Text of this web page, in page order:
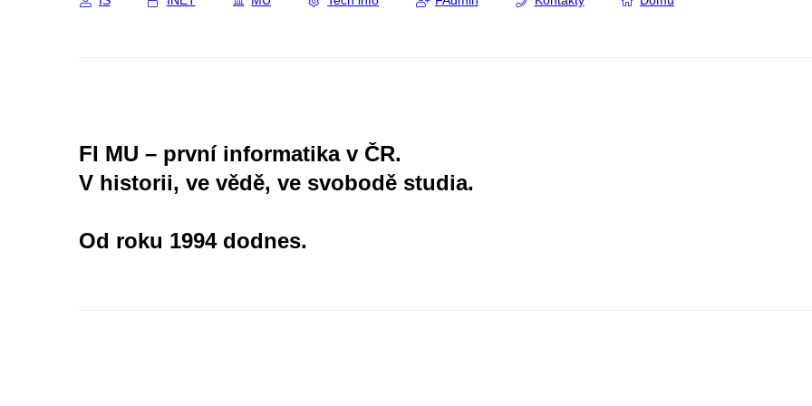
FI MU – první informatika v ČR.
V historii, ve vědě, ve svobodě studia.
Od roku 1994 dodnes.